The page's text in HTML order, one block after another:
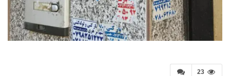
23